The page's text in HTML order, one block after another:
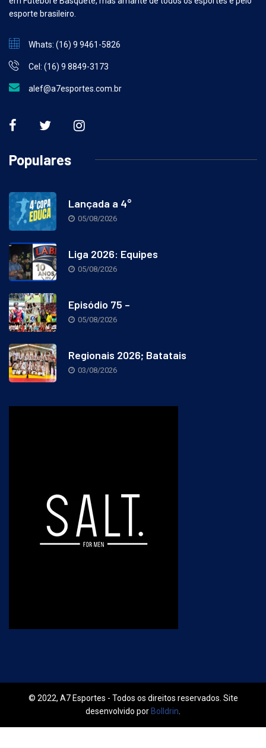
esporte brasileiro.
Whats: (16) 9 9461-5826
Cel: (16) 9 8849-3173
alef@a7esportes.com.br
Populares
Lançada a 4°
05/08/2026
Liga 2026: Equipes
05/08/2026
Episódio 75 –
05/08/2026
Regionais 2026; Batatais
03/08/2026
© 2022, A7 Esportes - Todos os direitos reservados. Site
desenvolvido por Bolldrin